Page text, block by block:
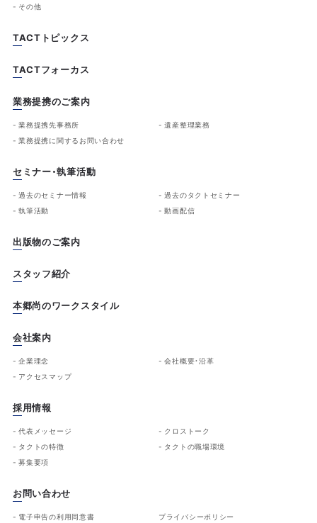
その他
TACTトピックス
TACTフォーカス
業務提携のご案内
業務提携先事務所
遺産整理業務
業務提携に関するお問い合わせ
セミナー・執筆活動
過去のセミナー情報
過去のタクトセミナー
執筆活動
動画配信
出版物のご案内
スタッフ紹介
本郷尚のワークスタイル
会社案内
企業理念
会社概要・沿革
アクセスマップ
採用情報
代表メッセージ
クロストーク
タクトの特徴
タクトの職場環境
募集要項
お問い合わせ
電子申告の利用同意書 プライバシーポリシー